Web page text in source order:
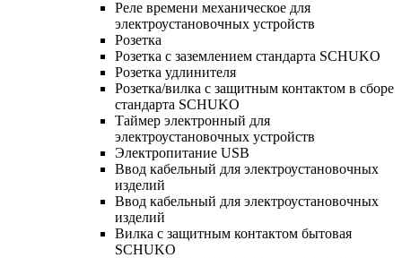
Реле времени механическое для
электроустановочных устройств
Розетка
Розетка с заземлением стандарта SCHUKO
Розетка удлинителя
Розетка/вилка с защитным контактом в сборе
стандарта SCHUKO
Таймер электронный для
электроустановочных устройств
Электропитание USB
Ввод кабельный для электроустановочных
изделий
Ввод кабельный для электроустановочных
изделий
Вилка с защитным контактом бытовая
SCHUKO